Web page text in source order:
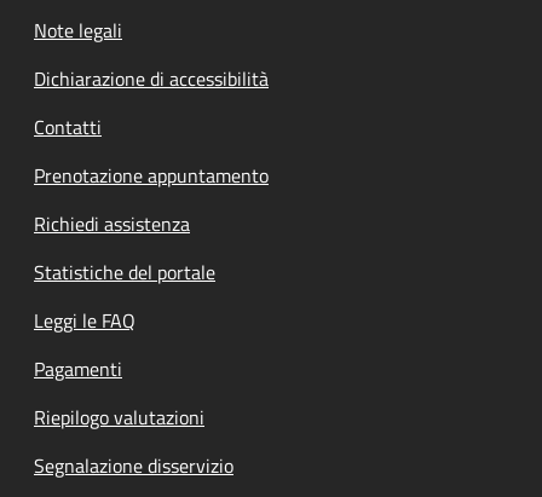
Note legali
Dichiarazione di accessibilità
Contatti
Prenotazione appuntamento
Richiedi assistenza
Statistiche del portale
Leggi le FAQ
Pagamenti
Riepilogo valutazioni
Segnalazione disservizio